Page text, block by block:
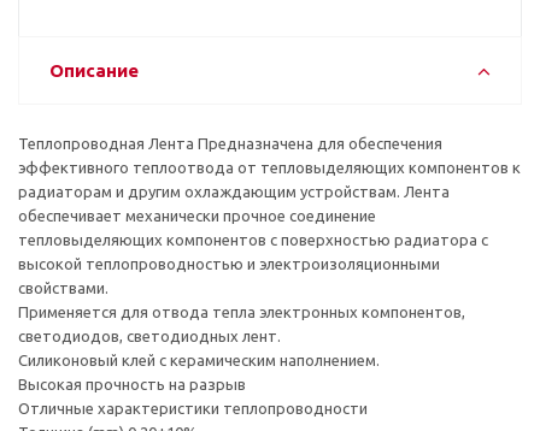
Описание
Теплопроводная Лента Предназначена для обеспечения
эффективного теплоотвода от тепловыделяющих компонентов к
радиаторам и другим охлаждающим устройствам. Лента
обеспечивает механически прочное соединение
тепловыделяющих компонентов с поверхностью радиатора с
высокой теплопроводностью и электроизоляционными
свойствами.
Применяется для отвода тепла электронных компонентов,
светодиодов, светодиодных лент.
Силиконовый клей с керамическим наполнением.
Высокая прочность на разрыв
Отличные характеристики теплопроводности